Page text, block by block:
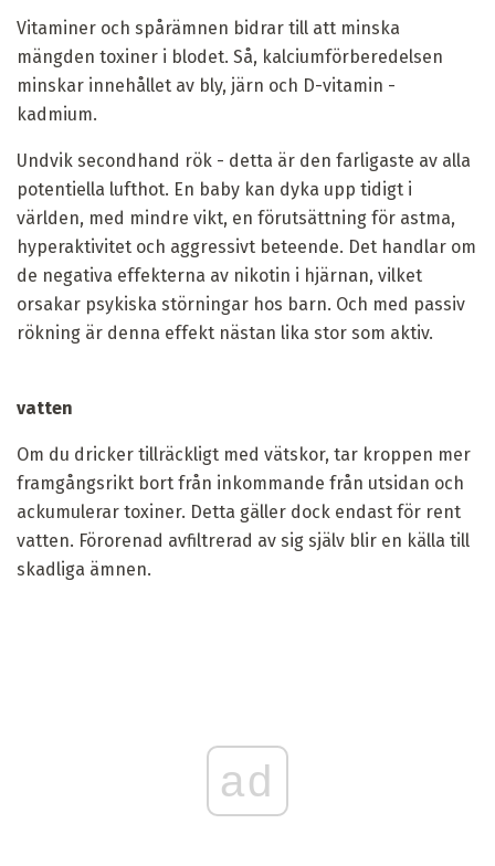
Vitaminer och spårämnen bidrar till att minska
mängden toxiner i blodet. Så, kalciumförberedelsen
minskar innehållet av bly, järn och D-vitamin -
kadmium.
Undvik secondhand rök - detta är den farligaste av alla
potentiella lufthot. En baby kan dyka upp tidigt i
världen, med mindre vikt, en förutsättning för astma,
hyperaktivitet och aggressivt beteende. Det handlar om
de negativa effekterna av nikotin i hjärnan, vilket
orsakar psykiska störningar hos barn. Och med passiv
rökning är denna effekt nästan lika stor som aktiv.
vatten
Om du dricker tillräckligt med vätskor, tar kroppen mer
framgångsrikt bort från inkommande från utsidan och
ackumulerar toxiner. Detta gäller dock endast för rent
vatten. Förorenad avfiltrerad av sig själv blir en källa till
skadliga ämnen.
ad